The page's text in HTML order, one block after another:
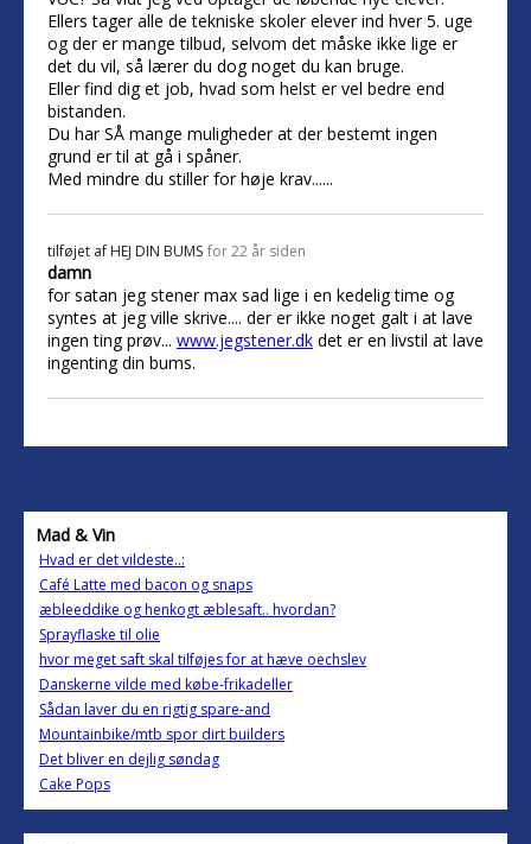
Ellers tager alle de tekniske skoler elever ind hver 5. uge
og der er mange tilbud, selvom det måske ikke lige er
det du vil, så lærer du dog noget du kan bruge.
Eller find dig et job, hvad som helst er vel bedre end
bistanden.
Du har SÅ mange muligheder at der bestemt ingen
grund er til at gå i spåner.
Med mindre du stiller for høje krav......
tilføjet af HEJ DIN BUMS for 22 år siden
damn
for satan jeg stener max sad lige i en kedelig time og
syntes at jeg ville skrive.... der er ikke noget galt i at lave
ingen ting prøv... www.jegstener.dk det er en livstil at lave
ingenting din bums.
Mad & Vin
Hvad er det vildeste..:
Café Latte med bacon og snaps
æbleeddike og henkogt æblesaft.. hvordan?
Sprayflaske til olie
hvor meget saft skal tilføjes for at hæve oechslev
Danskerne vilde med købe-frikadeller
Sådan laver du en rigtig spare-and
Mountainbike/mtb spor dirt builders
Det bliver en dejlig søndag
Cake Pops